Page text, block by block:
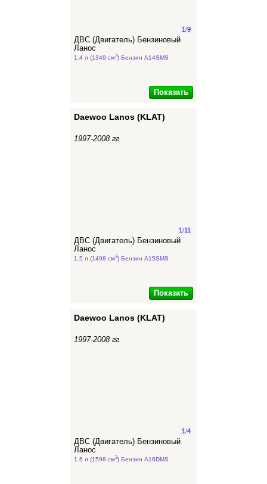
1/9
ДВС (Двигатель) Бензиновый
Ланос
1.4 л (1349 см3) Бензин A14SMS
Показать
Daewoo Lanos (KLAT)
1997-2008 гг.
1/11
ДВС (Двигатель) Бензиновый
Ланос
1.5 л (1498 см3) Бензин A15SMS
Показать
Daewoo Lanos (KLAT)
1997-2008 гг.
1/4
ДВС (Двигатель) Бензиновый
Ланос
1.6 л (1598 см3) Бензин A16DMS